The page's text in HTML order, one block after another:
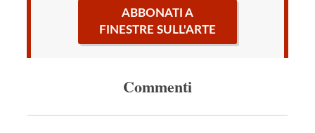
ABBONATI A
FINESTRE SULL'ARTE
Commenti